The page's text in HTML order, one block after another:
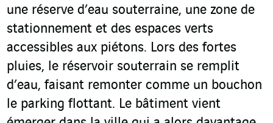
une réserve d’eau souterraine, une zone de
stationnement et des espaces verts
accessibles aux piétons. Lors des fortes
pluies, le réservoir souterrain se remplit
d’eau, faisant remonter comme un bouchon
le parking flottant. Le bâtiment vient